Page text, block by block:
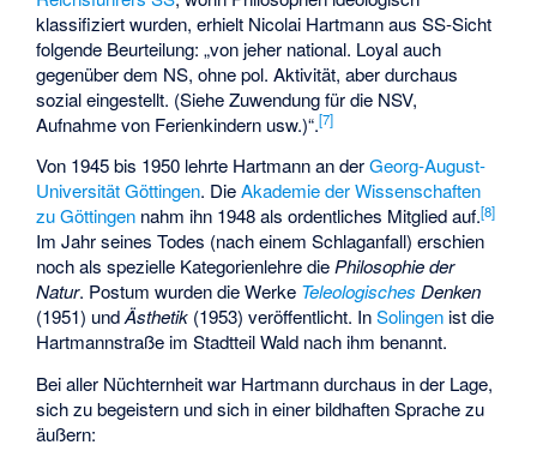
klassifiziert wurden, erhielt Nicolai Hartmann aus SS-Sicht
folgende Beurteilung: „von jeher national. Loyal auch
gegenüber dem NS, ohne pol. Aktivität, aber durchaus
sozial eingestellt. (Siehe Zuwendung für die NSV,
Aufnahme von Ferienkindern usw.)“.[7]
Von 1945 bis 1950 lehrte Hartmann an derGeorg-August-
Universität Göttingen. DieAkademie der Wissenschaften
zu Göttingen nahm ihn 1948 als ordentliches Mitglied auf.[8]
Im Jahr seines Todes (nach einem Schlaganfall) erschien
noch als spezielle Kategorienlehre diePhilosophie der
Natur. Postum wurden die Werke Teleologisches Denken
(1951) undÄsthetik (1953) veröffentlicht. InSolingen ist die
Hartmannstraße im Stadtteil Wald nach ihm benannt.
Bei aller Nüchternheit war Hartmann durchaus in der Lage,
sich zu begeistern und sich in einer bildhaften Sprache zu
äußern: